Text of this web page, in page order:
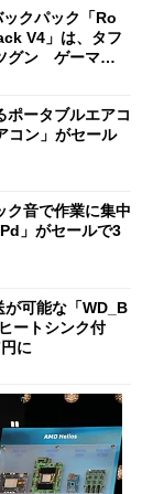
クパック「Ro
V4」は、タフ
グン ゲーマー
ポータブルエアコ
コン」がセール
ク音で作業に集中
」がセールで3
可能な「WD_B
ートシンク付
に